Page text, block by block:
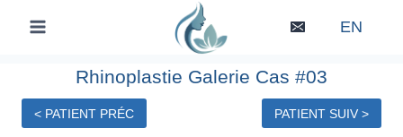
EN
Rhinoplastie Galerie Cas #03
< PATIENT PRÉC PATIENT SUIV >